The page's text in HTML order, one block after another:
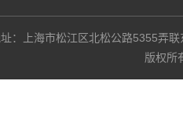
：上海市松江区北松公路5355
版权所